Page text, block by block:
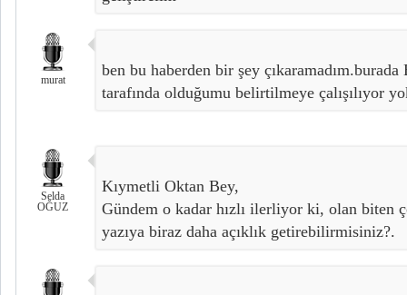
murat
ben bu haberden bir şey çıkaramadım.burada
tarafında olduğumu belirtilmeye çalışılıyor
Selda
OĞUZ
Kıymetli Oktan Bey,
Gündem o kadar hızlı ilerliyor ki, olan biten
yazıya biraz daha açıklık getirebilirmisiniz?.